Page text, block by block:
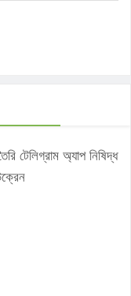
টেলিগ্রাম অ্যাপ নিষিদ্ধ